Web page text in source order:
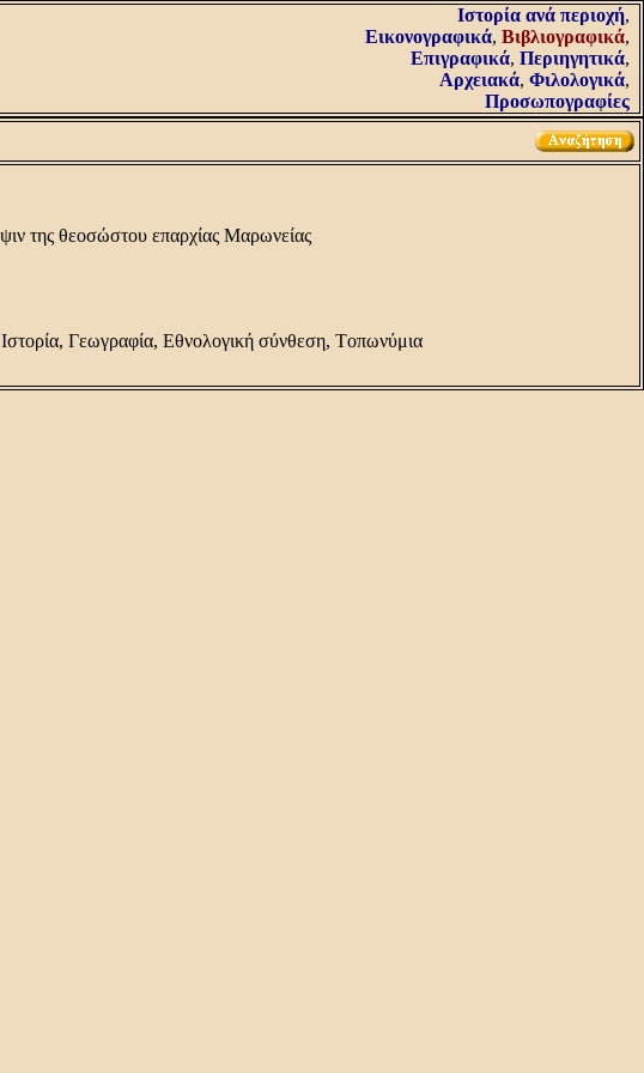
Iστορία ανά περιοχή,
Εικονογραφικά, Βιβλιογραφικά,
Επιγραφικά, Περιηγητικά,
Αρχειακά, Φιλολογικά,
Προσωπογραφίες
της θεοσώστου επαρχίας Mαρωνείας
Γεωγραφία, Eθνολογική σύνθεση, Tοπωνύμια